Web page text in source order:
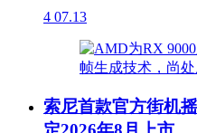
4 07.13
索尼首款官方街机